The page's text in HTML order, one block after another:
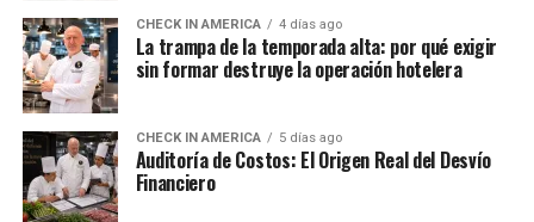
CHECK IN AMERICA 4 días ago
La trampa de la temporada alta: por qué exigir
sin formar destruye la operación hotelera
CHECK IN AMERICA 5 días ago
Auditoría de Costos: El Origen Real del Desvío
Financiero